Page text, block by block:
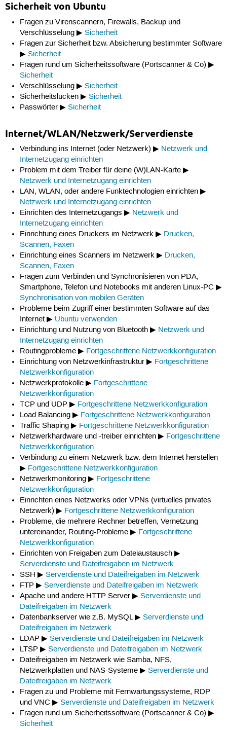
Sicherheit von Ubuntu
Fragen zu Virenscannern, Firewalls, Backup und
Verschlüsselung ▶Sicherheit
Fragen zur Sicherheit bzw. Absicherung bestimmter Software
▶Sicherheit
Fragen rund um Sicherheitssoftware (Portscanner & Co) ▶
Sicherheit
Verschlüsselung ▶Sicherheit
Sicherheitslücken ▶Sicherheit
Passwörter ▶Sicherheit
Internet/WLAN/Netzwerk/Serverdienste
Verbindung ins Internet (oder Netzwerk) ▶ Netzwerk und
Internetzugang einrichten
Problem mit dem Treiber für deine (W)LAN-Karte ▶
Netzwerk und Internetzugang einrichten
LAN, WLAN, oder andere Funktechnologien einrichten ▶
Netzwerk und Internetzugang einrichten
Einrichten des Internetzugangs ▶ Netzwerk und
Internetzugang einrichten
Einrichtung eines Druckers im Netzwerk ▶ Drucken,
Scannen, Faxen
Einrichtung eines Scanners im Netzwerk ▶ Drucken,
Scannen, Faxen
Fragen zum Verbinden und Synchronisieren von PDA,
Smartphone, Telefon und Notebooks mit anderen Linux-PC ▶
Synchronisation von mobilen Geräten
Probleme beim Zugriff einer bestimmten Software auf das
Internet ▶ Ubuntu verwenden
Einrichtung und Nutzung von Bluetooth ▶ Netzwerk und
Internetzugang einrichten
Routingprobleme ▶ Fortgeschrittene Netzwerkkonfiguration
Einrichtung von Netzwerkinfrastruktur ▶ Fortgeschrittene
Netzwerkkonfiguration
Netzwerkprotokolle ▶ Fortgeschrittene
Netzwerkkonfiguration
TCP und UDP ▶ Fortgeschrittene Netzwerkkonfiguration
Load Balancing ▶ Fortgeschrittene Netzwerkkonfiguration
Traffic Shaping ▶ Fortgeschrittene Netzwerkkonfiguration
Netzwerkhardware und -treiber einrichten ▶ Fortgeschrittene
Netzwerkkonfiguration
Verbindung zu einem Netzwerk bzw. dem Internet herstellen
▶ Fortgeschrittene Netzwerkkonfiguration
Netzwerkmonitoring ▶ Fortgeschrittene
Netzwerkkonfiguration
Einrichten eines Netzwerks oder VPNs (virtuelles privates
Netzwerk) ▶ Fortgeschrittene Netzwerkkonfiguration
Probleme, die mehrere Rechner betreffen, Vernetzung
untereinander, Routing-Probleme ▶ Fortgeschrittene
Netzwerkkonfiguration
Einrichten von Freigaben zum Dateiaustausch ▶
Serverdienste und Dateifreigaben im Netzwerk
SSH ▶Serverdienste und Dateifreigaben im Netzwerk
FTP ▶Serverdienste und Dateifreigaben im Netzwerk
Apache und andere HTTP Server ▶Serverdienste und
Dateifreigaben im Netzwerk
Datenbankserver wie z.B. MySQL ▶Serverdienste und
Dateifreigaben im Netzwerk
LDAP ▶Serverdienste und Dateifreigaben im Netzwerk
LTSP ▶Serverdienste und Dateifreigaben im Netzwerk
Dateifreigaben im Netzwerk wie Samba, NFS,
Netzwerkplatten und NAS-Systeme ▶Serverdienste und
Dateifreigaben im Netzwerk
Fragen zu und Probleme mit Fernwartungssysteme, RDP
und VNC ▶Serverdienste und Dateifreigaben im Netzwerk
Fragen rund um Sicherheitssoftware (Portscanner & Co) ▶
Sicherheit